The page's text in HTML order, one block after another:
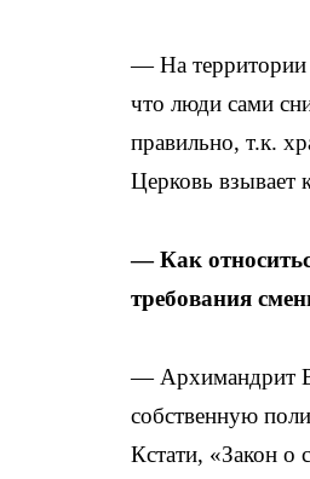
— На территории
что люди сами
правильно, т.к.
Церковь взывает
— Как
требования
— Архимандрит
собственную
Кстати, «Закон о